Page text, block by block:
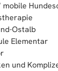
mobile
Ostalb
Elementar
und